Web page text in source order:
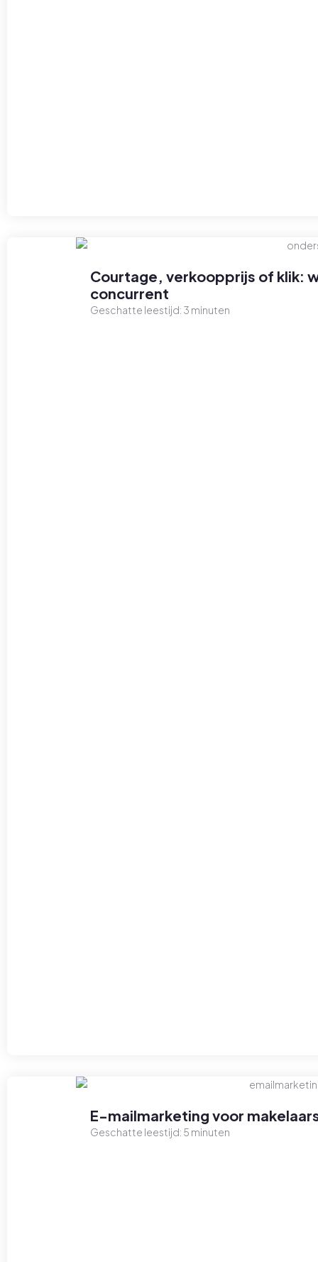
Courtage, verkoopprijs of klik:
concurrent
Geschatte leestijd: 3 minuten
E-mailmarketing voor
Geschatte leestijd: 5 minuten